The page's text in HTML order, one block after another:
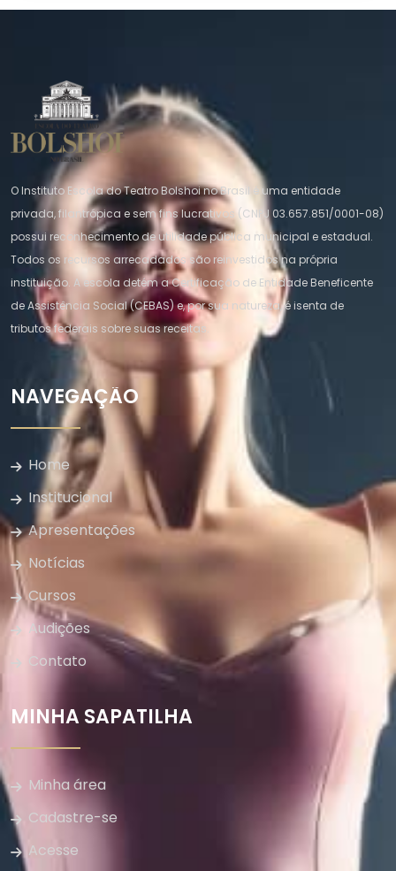
O Instituto Escola do Teatro Bolshoi no Brasil é uma entidade
privada, filantrópica e sem fins lucrativos (CNPJ 03.657.851/0001-08)
possui reconhecimento de utilidade pública municipal e estadual.
Todos os recursos arrecadados são reinvestidos na própria
instituição. A escola detém a Certificação de Entidade Beneficente
de Assistência Social (CEBAS) e, por sua natureza, é isenta de
tributos federais sobre suas receitas.
NAVEGAÇÃO
Home
Institucional
Apresentações
Notícias
Cursos
Audições
Contato
MINHA SAPATILHA
Minha área
Cadastre-se
Acesse